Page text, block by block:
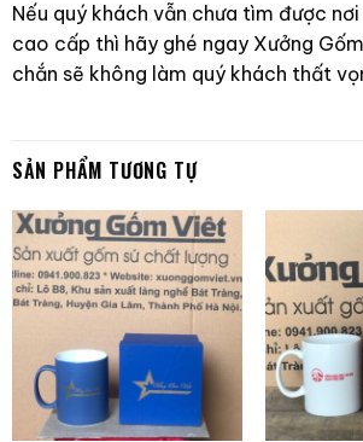
Nếu quý khách vẫn chưa tìm được
cao cấp thì hãy ghé ngay Xưởng
chắn sẽ không làm quý khách thất
SẢN PHẨM TƯƠNG TỰ